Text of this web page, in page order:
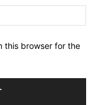
this browser for the